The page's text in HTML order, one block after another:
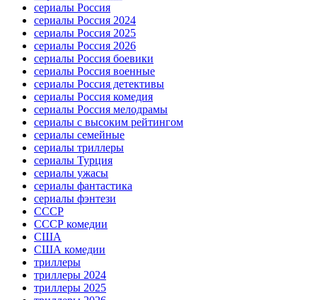
сериалы Россия
сериалы Россия 2024
сериалы Россия 2025
сериалы Россия 2026
сериалы Россия боевики
сериалы Россия военные
сериалы Россия детективы
сериалы Россия комедия
сериалы Россия мелодрамы
сериалы с высоким рейтингом
сериалы семейные
сериалы триллеры
сериалы Турция
сериалы ужасы
сериалы фантастика
сериалы фэнтези
СССР
СССР комедии
США
США комедии
триллеры
триллеры 2024
триллеры 2025